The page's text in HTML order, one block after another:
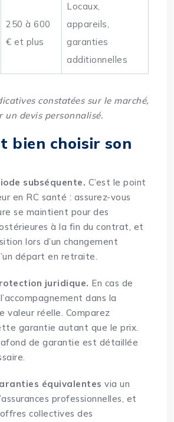
250 à 600
€ et plus
Locaux,
appareils,
garanties
additionnelles
constatées sur le marché,
un devis personnalisé.
bien choisir son
subséquente. C’est le point
en RC santé : assurez-vous
se maintient pour des
à la fin du contrat, et
lors d’un changement
départ en retraite.
juridique. En cas de
dans la
valeur réelle. Comparez
garantie autant que le prix.
de garantie est détaillée
équivalentes via un
professionnelles, et
collectives des